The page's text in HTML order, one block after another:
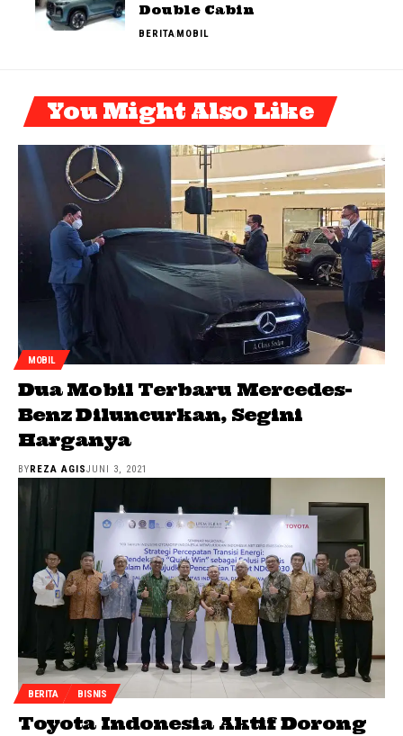
Double Cabin
BERITAMOBIL
You Might Also Like
MOBIL
Dua Mobil Terbaru Mercedes-
Benz Diluncurkan, Segini
Harganya
BY REZA AGISJUNI 3, 2021
BERITA BISNIS
Toyota Indonesia Aktif Dorong